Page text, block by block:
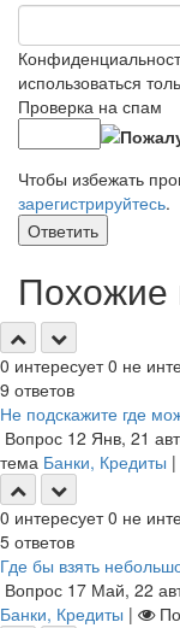
использоваться
Проверка на спам
Чтобы избежать
зарегистрируйтесь.
Ответить
Похожие
0 интересует 0 не
9 ответов
Не подскажите где
Вопрос 12 Янв, 21
тема Банки, Кредиты |
0 интересует 0 не
5 ответов
Где бы взять
Вопрос 17 Май, 22
Банки, Кредиты |